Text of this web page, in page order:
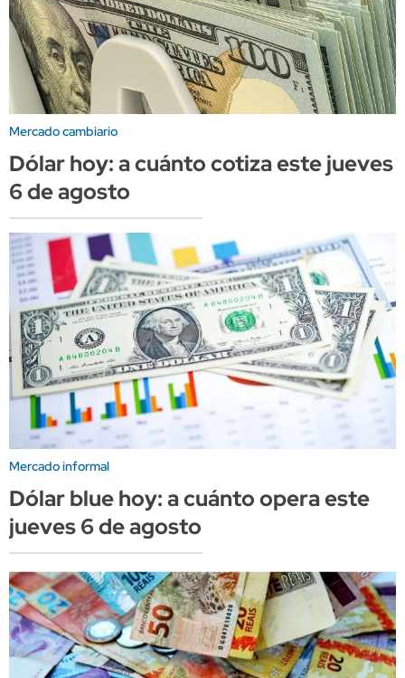
Mercado cambiario
Dólar hoy: a cuánto cotiza este jueves
6 de agosto
Mercado informal
Dólar blue hoy: a cuánto opera este
jueves 6 de agosto